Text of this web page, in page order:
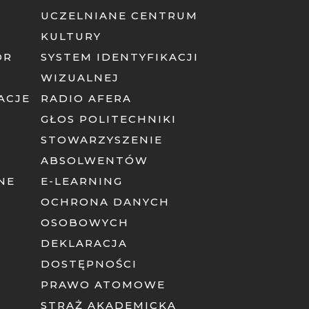
UCZELNIANE CENTRUM
KULTURY
SYSTEM IDENTYFIKACJI
WIZUALNEJ
RADIO AFERA
GŁOS POLITECHNIKI
STOWARZYSZENIE
ABSOLWENTÓW
E-LEARNING
OCHRONA DANYCH
OSOBOWYCH
DEKLARACJA
DOSTĘPNOŚCI
PRAWO ATOMOWE
STRAŻ AKADEMICKA